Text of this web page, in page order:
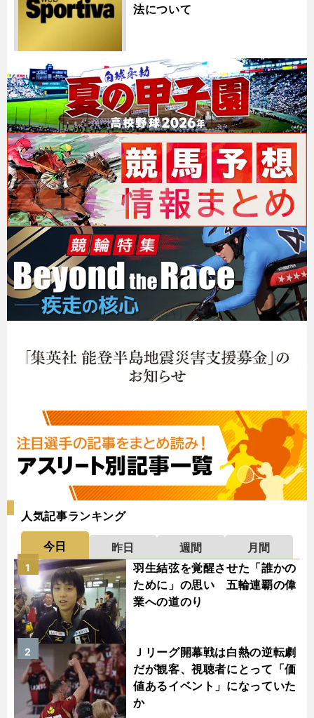
法について
人気記事ランキング
今日 昨日 週間
月間
羽生結弦を覚醒させた「誰かの
ために」の思い 五輪連覇の偉
業への道のり
1
Ｊリーグ開幕戦は白熱の逆転劇
だが観客、視聴者にとって「価
値あるイベント」になっていた
か
2